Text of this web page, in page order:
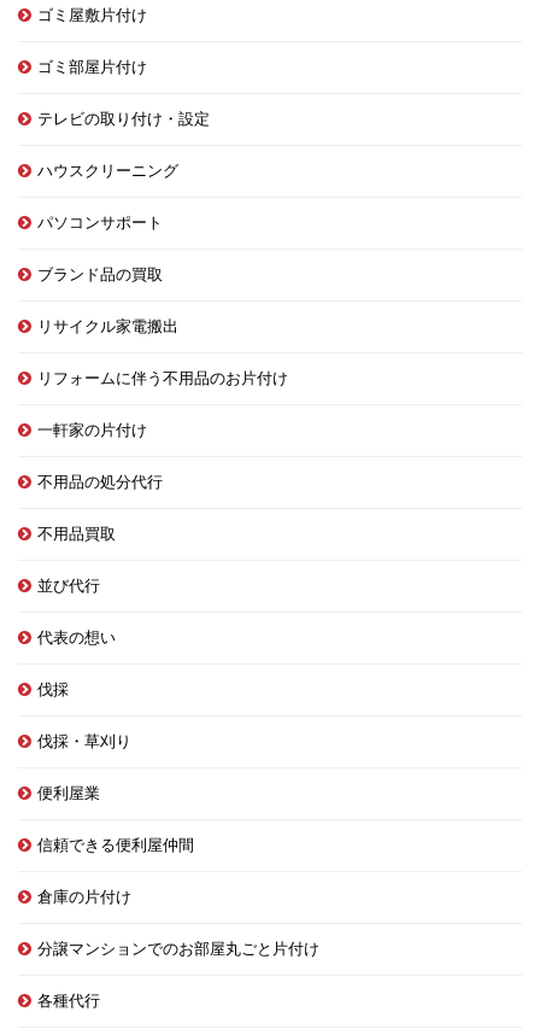
ゴミ屋敷片付け
ゴミ部屋片付け
テレビの取り付け・設定
ハウスクリーニング
パソコンサポート
ブランド品の買取
リサイクル家電搬出
リフォームに伴う不用品のお片付け
一軒家の片付け
不用品の処分代行
不用品買取
並び代行
代表の想い
伐採
伐採・草刈り
便利屋業
信頼できる便利屋仲間
倉庫の片付け
分譲マンションでのお部屋丸ごと片付け
各種代行